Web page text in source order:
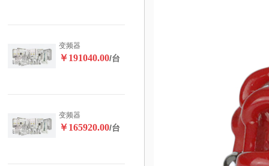
变频器
￥191040.00/台
变频器
￥165920.00/台